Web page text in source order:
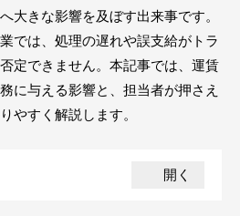
大きな影響を及ぼす出来事です。
では、処理の遅れや誤支給がトラ
定できません。本記事では、運賃
に与える影響と、担当者が押さえ
やすく解説します。
開く